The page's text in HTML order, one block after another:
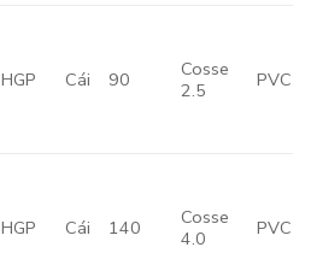
HGP Cái 90
Cosse
2.5
PVC
HGP Cái 140
Cosse
4.0
PVC